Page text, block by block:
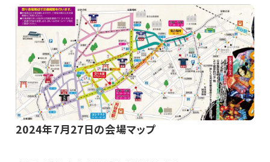
2024年7月27日の会場マップ